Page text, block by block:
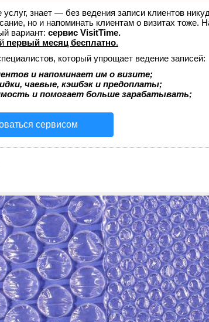
услуг, знает — без ведения записи клиентов
но и напоминать клиентам о визитах тоже.
вариант: сервис VisitTime.
первый месяц бесплатно.
который упрощает ведение записей:
и напоминает им о визите;
чаевые, кэшбэк и предоплаты;
и помогает больше зарабатывать;
сервисом